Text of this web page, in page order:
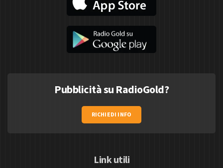
Pubblicità su RadioGold?
RICHIEDI INFO
Link utili